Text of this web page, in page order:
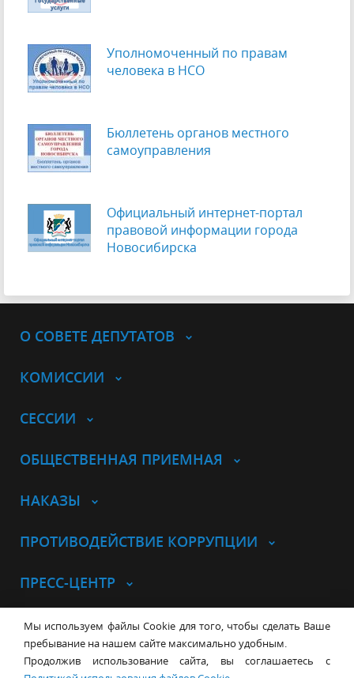
Уполномоченный по правам
человека в НСО
Бюллетень органов местного
самоуправления
Официальный интернет-портал
правовой информации города
Новосибирска
О СОВЕТЕ ДЕПУТАТОВ
КОМИССИИ
СЕССИИ
ОБЩЕСТВЕННАЯ ПРИЕМНАЯ
НАКАЗЫ
ПРОТИВОДЕЙСТВИЕ КОРРУПЦИИ
ПРЕСС-ЦЕНТР
© Совет депутатов города
НовосибирскаКонтакты Карта сайта
630099, г. Новосибирск, Красный
Мы используем файлы Cookie для того, чтобы сделать Ваше
пребывание на нашем сайте максимально удобным.
Продолжив использование сайта, вы соглашаетесь с